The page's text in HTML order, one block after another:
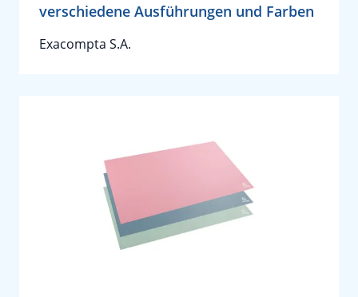
verschiedene Ausführungen und Farben
Exacompta S.A.